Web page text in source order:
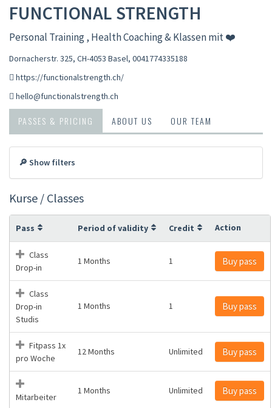
FUNCTIONAL STRENGTH
Personal Training , Health Coaching & Klassen mit ❤️
Dornacherstr. 325, CH-4053 Basel, 0041774335188
https://functionalstrength.ch/
hello@functionalstrength.ch
PASSES & PRICING ABOUT US OUR TEAM
🔎 Show filters
Kurse / Classes
Pass Period of validity Credit Action
Class
Drop-in
1 Months 1 Buy pass
Class
Drop-in
Studis
1 Months 1 Buy pass
Fitpass 1x
pro Woche
12 Months Unlimited Buy pass
Mitarbeiter
1 Months Unlimited Buy pass